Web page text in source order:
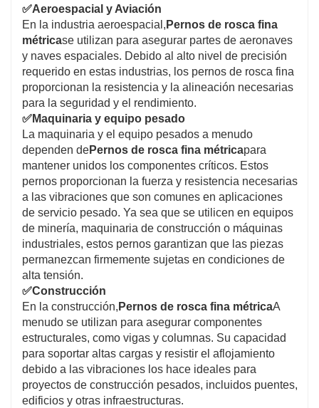
✅Aeroespacial y Aviación
En la industria aeroespacial, Pernos de rosca fina
métricase utilizan para asegurar partes de aeronaves
y naves espaciales. Debido al alto nivel de precisión
requerido en estas industrias, los pernos de rosca fina
proporcionan la resistencia y la alineación necesarias
para la seguridad y el rendimiento.
✅Maquinaria y equipo pesado
La maquinaria y el equipo pesados a menudo
dependen dePernos de rosca fina métricapara
mantener unidos los componentes críticos. Estos
pernos proporcionan la fuerza y resistencia necesarias
a las vibraciones que son comunes en aplicaciones
de servicio pesado. Ya sea que se utilicen en equipos
de minería, maquinaria de construcción o máquinas
industriales, estos pernos garantizan que las piezas
permanezcan firmemente sujetas en condiciones de
alta tensión.
✅Construcción
En la construcción, Pernos de rosca fina métricaA
menudo se utilizan para asegurar componentes
estructurales, como vigas y columnas. Su capacidad
para soportar altas cargas y resistir el aflojamiento
debido a las vibraciones los hace ideales para
proyectos de construcción pesados, incluidos puentes,
edificios y otras infraestructuras.